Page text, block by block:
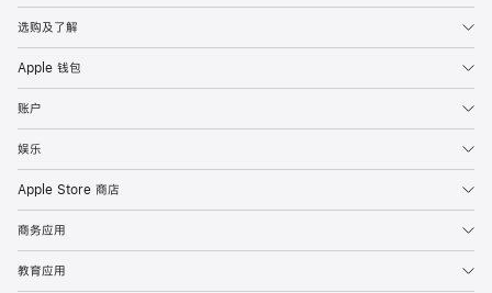
选购及了解
Apple 钱包
账户
娱乐
Apple Store 商店
商务应用
教育应用